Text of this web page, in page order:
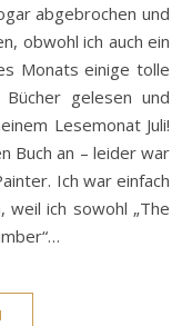
abgebrochen und
obwohl ich auch ein
Monats einige tolle
gelesen und
Lesemonat Juli!
Buch an – leider war
Ich war einfach
ich sowohl „The